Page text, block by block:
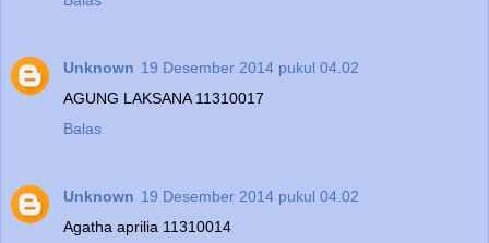
Unknown 19 Desember 2014 pukul 04.02
AGUNG LAKSANA 11310017
Balas
Unknown 19 Desember 2014 pukul 04.02
Agatha aprilia 11310014